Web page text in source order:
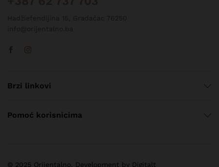
Brzi linkovi
Pomoć korisnicima
© 2025 Orijentalno. Development by Digitalt